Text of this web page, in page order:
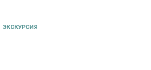
ЭКСКУРСИЯ